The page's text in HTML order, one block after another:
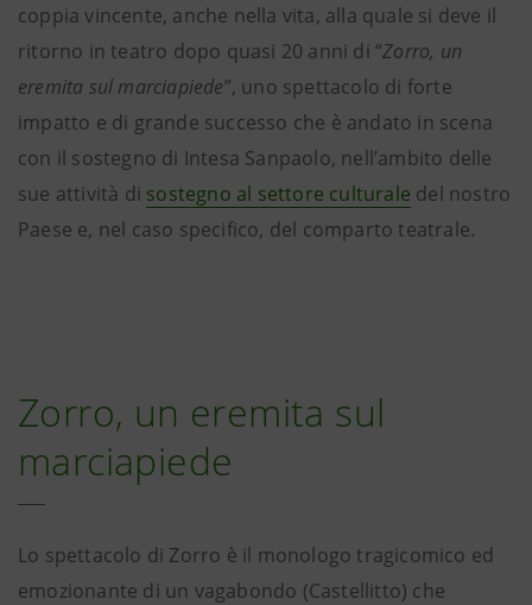
coppia vincente, anche nella vita, alla quale si deve il
ritorno in teatro dopo quasi 20 anni di “Zorro, un
eremita sul marciapiede”, uno spettacolo di forte
impatto e di grande successo che è andato in scena
con il sostegno di Intesa Sanpaolo, nell’ambito delle
sue attività di sostegno al settore culturale del nostro
Paese e, nel caso specifico, del comparto teatrale.
Zorro, un eremita sul
marciapiede
Lo spettacolo di Zorro è il monologo tragicomico ed
emozionante di un vagabondo (Castellitto) che